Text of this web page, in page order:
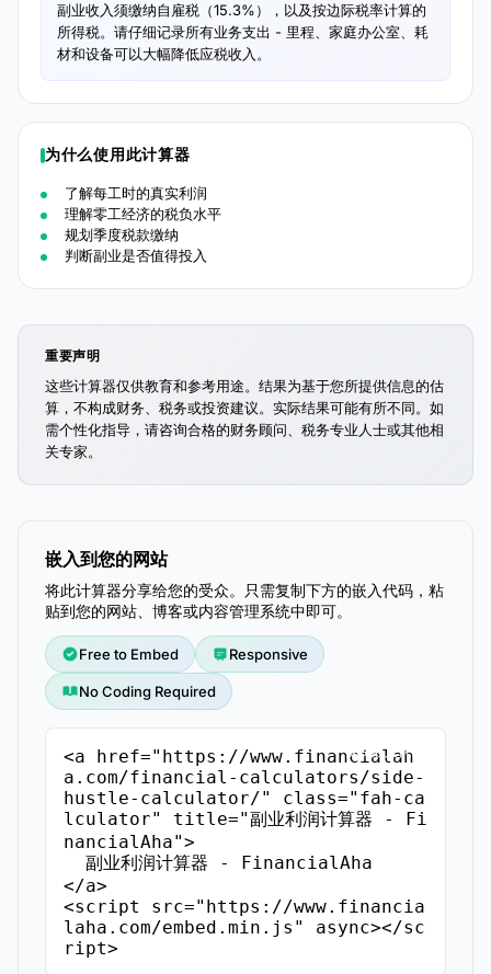
副业收入须缴纳自雇税（15.3%），以及按边际税率计算的
所得税。请仔细记录所有业务支出 - 里程、家庭办公室、耗
材和设备可以大幅降低应税收入。
为什么使用此计算器
了解每工时的真实利润
理解零工经济的税负水平
规划季度税款缴纳
判断副业是否值得投入
重要声明
这些计算器仅供教育和参考用途。结果为基于您所提供信息的估
算，不构成财务、税务或投资建议。实际结果可能有所不同。如
需个性化指导，请咨询合格的财务顾问、税务专业人士或其他相
关专家。
嵌入到您的网站
将此计算器分享给您的受众。只需复制下方的嵌入代码，粘
贴到您的网站、博客或内容管理系统中即可。
Free to Embed Responsive
No Coding Required
<a href="https://www.financialah
a.com/financial-calculators/side-
hustle-calculator/" class="fah-ca
lculator" title="副业利润计算器 - Fi
nancialAha">
</a>
<script src="https://www.financia
laha.com/embed.min.js" async></sc
ript>
复制嵌入代码